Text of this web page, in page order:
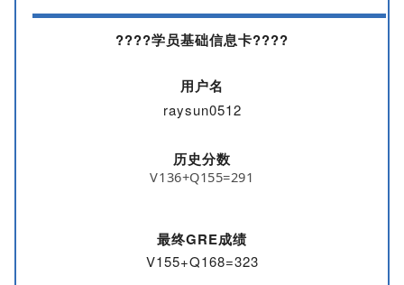
????学员基础信息卡????
用户名
raysun0512
历史分数
V136+Q155=291
最终GRE成绩
V155+Q168=323